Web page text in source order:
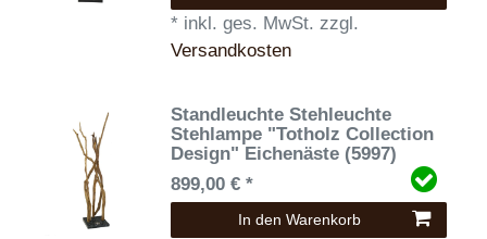
* inkl. ges. MwSt. zzgl.
Versandkosten
Standleuchte Stehleuchte
Stehlampe "Totholz Collection
Design" Eichenäste (5997)
899,00 € *
In den Warenkorb